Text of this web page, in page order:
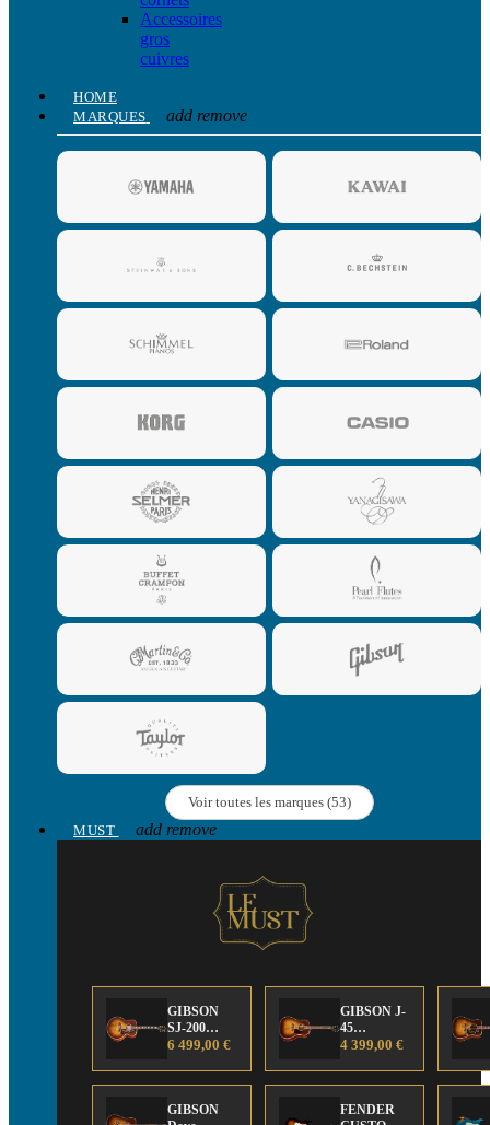
Accessoires
gros
cuivres
HOME
MARQUES
add remove
Voir toutes les marques (53)
MUST
add remove
GIBSON
SJ-200
Anniversary
Edition
6 499,00 €
GIBSON J-
45
Anniversary
Edition
4 399,00 €
GIBSON
FENDER